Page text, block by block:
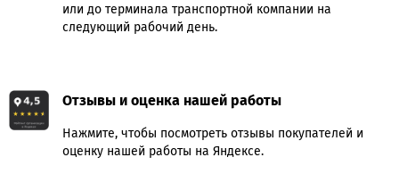
или до терминала транспортной компании на
следующий рабочий день.
Отзывы и оценка нашей работы
Нажмите, чтобы посмотреть отзывы покупателей и
оценку нашей работы на Яндексе.